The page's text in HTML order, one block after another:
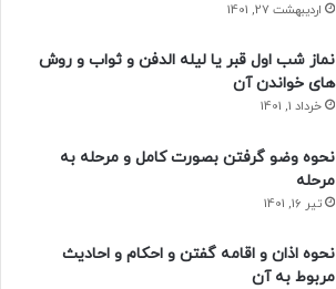
اردیبهشت 27, 1401
نماز شب اول قبر یا لیله الدفن و ثواب و روش
های خواندن آن
خرداد 1, 1401
نحوه وضو گرفتن بصورت کامل و مرحله به
مرحله
تیر 16, 1401
نحوه اذان و اقامه گفتن و احکام و احادیث
مربوط به آن